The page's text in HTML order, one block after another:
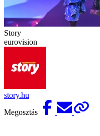
Story
eurovision
story.hu
Megosztás